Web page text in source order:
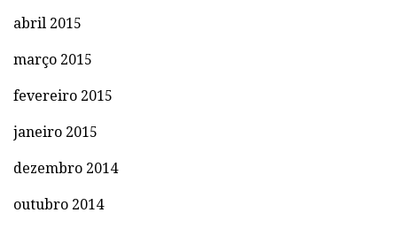
abril 2015
março 2015
fevereiro 2015
janeiro 2015
dezembro 2014
outubro 2014